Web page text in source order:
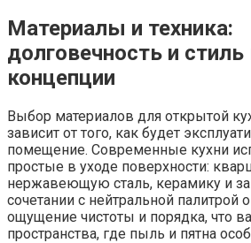
Материалы и техника:
долговечность и стиль
концепции
Выбор материалов для открытой
зависит от того, как будет
помещение. Современные кухни
простые в уходе поверхности:
нержавеющую сталь, керамику и
сочетании с нейтральной палитрой
ощущение чистоты и порядка, что
пространства, где пыль и пятна